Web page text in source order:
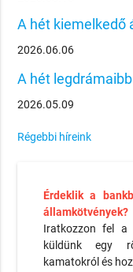
A hét kiemelkedő
2026.06.06
A hét
2026.05.09
Régebbi híreink
Érdeklik a
államkötvények?
Iratkozzon fel a
küldünk egy
kamatokról és